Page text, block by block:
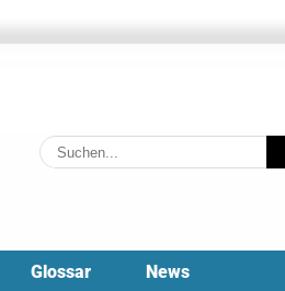
Suche
nach:
Glossar News